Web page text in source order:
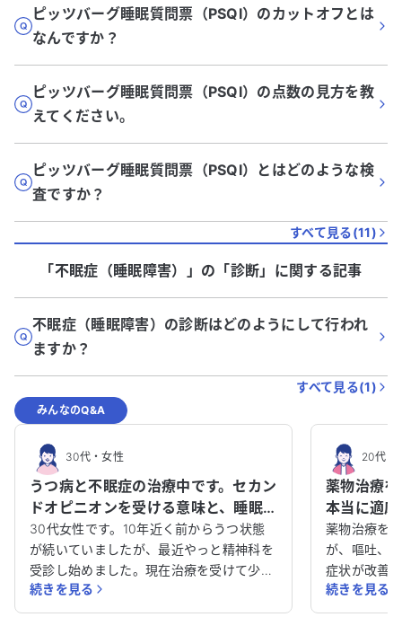
ピッツバーグ睡眠質問票（PSQI）のカットオフとは
なんですか？
ピッツバーグ睡眠質問票（PSQI）の点数の見方を教
えてください。
ピッツバーグ睡眠質問票（PSQI）とはどのような検
査ですか？
すべて見る(11)
「不眠症（睡眠障害）」 の「診断」に関する記事
不眠症（睡眠障害）の診断はどのようにして行われ
ますか？
すべて見る(1)
みんなのQ&A
30代・女性
うつ病と不眠症の治療中です。セカン
ドオピニオンを受ける意味と、睡眠
薬が私の体質に合うのか教えてくだ
さい。
30代女性です。10年近く前からうつ状態
が続いていましたが、最近やっと精神科を
受診し始めました。現在治療を受けて少し
経ちますが、睡眠の問題が解決せず悩んで
います。会社は現在休職中です。 睡眠薬な
続きを見る
20代・
薬物治療
本当に適
要因の見
薬物治療を
が、嘔吐、
症状が改善
伝え、先週
見ています
続きを見る